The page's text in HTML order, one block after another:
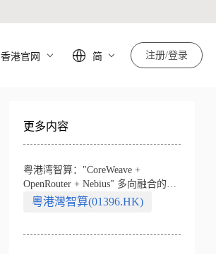
香港官网 简 注册/登录
更多内容
粤港湾智算："CoreWeave +
OpenRouter + Nebius" 多向融合的中
国智算新范式
粵港灣智算(01396.HK)